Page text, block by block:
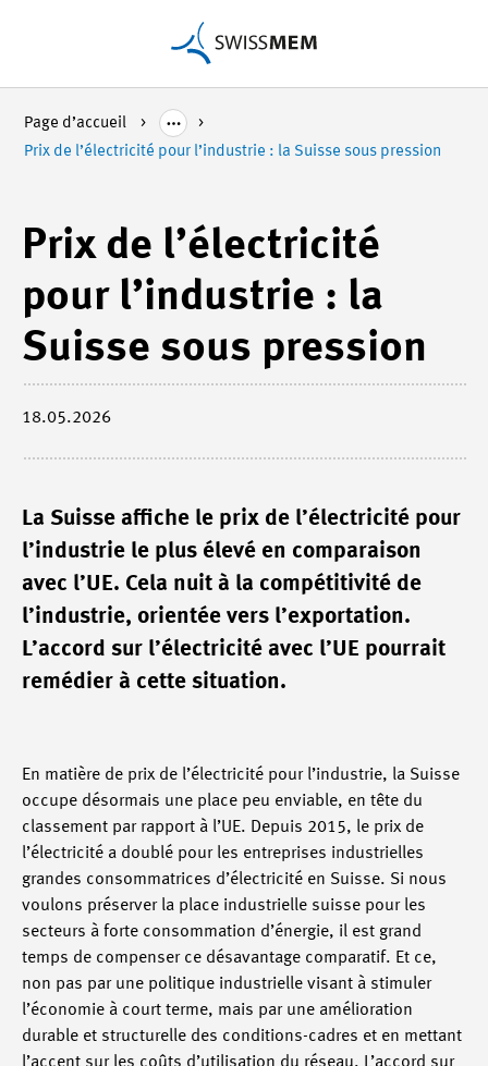
Page d’accueil
Prix de l’électricité pour l’industrie : la Suisse sous pression
Prix de l’électricité
pour l’industrie : la
Suisse sous pression
18.05.2026
La Suisse affiche le prix de l’électricité pour
l’industrie le plus élevé en comparaison
avec l’UE. Cela nuit à la compétitivité de
l’industrie, orientée vers l’exportation.
L’accord sur l’électricité avec l’UE pourrait
remédier à cette situation.
En matière de prix de l’électricité pour l’industrie, la Suisse
occupe désormais une place peu enviable, en tête du
classement par rapport à l’UE. Depuis 2015, le prix de
l’électricité a doublé pour les entreprises industrielles
grandes consommatrices d’électricité en Suisse. Si nous
voulons préserver la place industrielle suisse pour les
secteurs à forte consommation d’énergie, il est grand
temps de compenser ce désavantage comparatif. Et ce,
non pas par une politique industrielle visant à stimuler
l’économie à court terme, mais par une amélioration
durable et structurelle des conditions-cadres et en mettant